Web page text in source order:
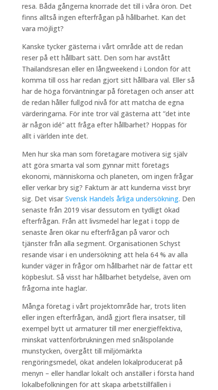
resa. Båda gångerna knorrade det till i våra öron. Det
finns alltså ingen efterfrågan på hållbarhet. Kan det
vara möjligt?
Kanske tycker gästerna i vårt område att de redan
reser på ett hållbart sätt. Den som har avstått
Thailandsresan eller en långweekend i London för att
komma till oss har redan gjort sitt hållbara val. Eller så
har de höga förväntningar på företagen och anser att
de redan håller fullgod nivå för att matcha de egna
värderingarna. För inte tror väl gästerna att ”det inte
är någon idé” att fråga efter hållbarhet? Hoppas för
allt i världen inte det.
Men hur ska man som företagare motivera sig själv
att göra smarta val som gynnar mitt företags
ekonomi, människorna och planeten, om ingen frågar
eller verkar bry sig? Faktum är att kunderna visst bryr
sig. Det visar Svensk Handels årliga undersökning. Den
senaste från 2019 visar dessutom en tydligt ökad
efterfrågan. Från att livsmedel har legat i topp de
senaste åren ökar nu efterfrågan på varor och
tjänster från alla segment. Organisationen Schyst
resande visar i en undersökning att hela 64 % av alla
kunder väger in frågor om hållbarhet när de fattar ett
köpbeslut. Så visst har hållbarhet betydelse, även om
frågorna inte haglar.
Många företag i vårt projektområde har, trots liten
eller ingen efterfrågan, ändå gjort flera insatser, till
exempel bytt ut armaturer till mer energieffektiva,
minskat vattenförbrukningen med snålspolande
munstycken, övergått till miljömärkta
rengöringsmedel, ökat andelen lokalproducerat på
menyn – eller handlar lokalt och anställer i första hand
lokalbefolkningen för att skapa arbetstillfällen i